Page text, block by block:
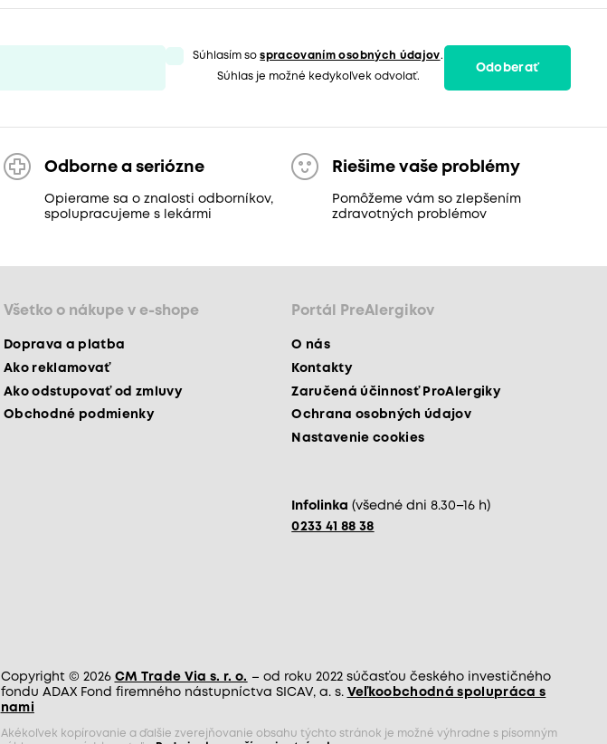
Súhlasím sospracovaním osobných údajov.
Súhlas je možné kedykoľvek odvolať.
Odoberať
Odborne a seriózne
Opierame sa o znalosti odborníkov,
spolupracujeme s lekármi
Riešime vaše problémy
Pomôžeme vám so zlepšením
zdravotných problémov
Všetko o nákupe v e-shope
Doprava a platba
Ako reklamovať
Ako odstupovať od zmluvy
Obchodné podmienky
Portál PreAlergikov
O nás
Kontakty
Zaručená účinnosť ProAlergiky
Ochrana osobných údajov
Nastavenie cookies
Infolinka (všedné dni 8.30–16 h)
0233 41 88 38
Copyright © 2026 CM Trade Via s. r. o. – od roku 2022 súčasťou českého investičného
fondu ADAX Fond firemného nástupníctva SICAV, a. s. Veľkoobchodná spolupráca s
nami
Akékoľvek kopírovanie a ďalšie zverejňovanie obsahu týchto stránok je možné výhradne s písomným